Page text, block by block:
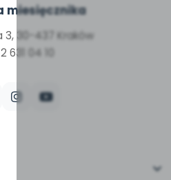
miesięcznika
3, 30-437 Kraków
631 04 10